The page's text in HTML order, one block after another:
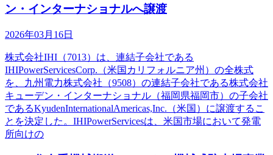
ン・インターナショナルへ譲渡
2026年03月16日
株式会社IHI（7013）は、連結子会社である
IHIPowerServicesCorp.（米国カリフォルニア州）の全株式
を、九州電力株式会社（9508）の連結子会社である株式会社
キューデン・インターナショナル（福岡県福岡市）の子会社
であるKyudenInternationalAmericas,Inc.（米国）に譲渡するこ
とを決定した。IHIPowerServicesは、米国市場において発電
所向けの